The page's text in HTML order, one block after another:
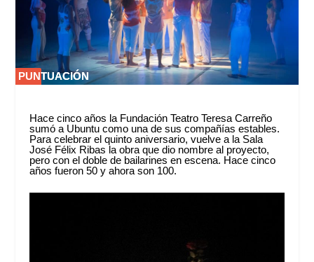
PUNTUACIÓN
PUNTUACIÓN
Hace cinco años la Fundación Teatro Teresa Carreño
sumó a Ubuntu como una de sus compañías estables.
Para celebrar el quinto aniversario, vuelve a la Sala
José Félix Ribas la obra que dio nombre al proyecto,
pero con el doble de bailarines en escena. Hace cinco
años fueron 50 y ahora son 100.